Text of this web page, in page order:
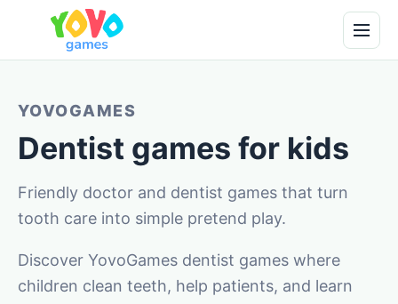
YOVOGAMES
Dentist games for kids
Friendly doctor and dentist games that turn
tooth care into simple pretend play.
Discover YovoGames dentist games where
children clean teeth, help patients, and learn